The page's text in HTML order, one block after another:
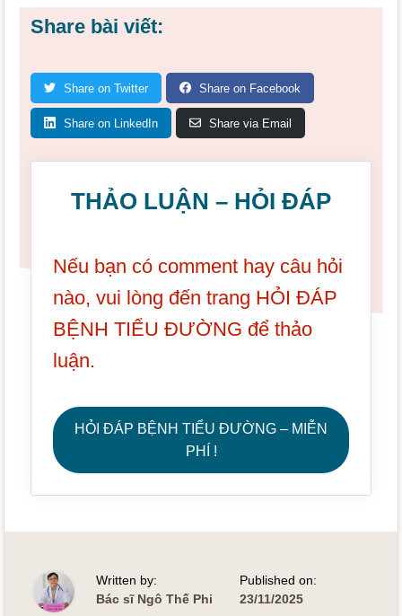
Share bài viết:
Share on Twitter Share on Facebook
Share on LinkedIn Share via Email
THẢO LUẬN – HỎI ĐÁP
Nếu bạn có comment hay câu hỏi
nào, vui lòng đến trang HỎI ĐÁP
BỆNH TIỂU ĐƯỜNG để thảo
luận.
HỎI ĐÁP BỆNH TIỂU ĐƯỜNG – MIỄN
PHÍ !
Written by:
Bác sĩ Ngô Thế Phi
Published on:
23/11/2025